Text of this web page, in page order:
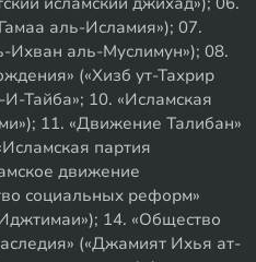
аль-Исламия»); 07.
Ихван аль-Муслимун»); 08.
(«Хизб ут-Тахрир
Тайба»; 10. «Исламская
11. «Движение Талибан»
партия
движение
социальных реформ»
14. «Общество
(«Джамият Ихья ат-